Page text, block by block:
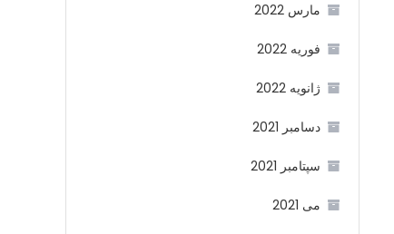
مارس 2022
فوریه 2022
ژانویه 2022
دسامبر 2021
سپتامبر 2021
می 2021